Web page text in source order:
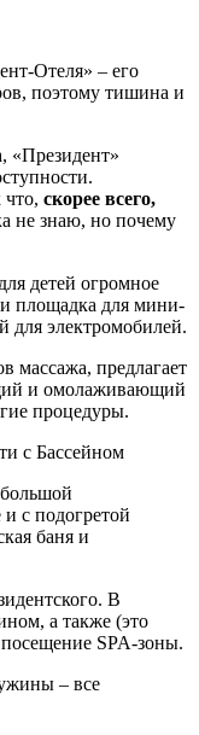
Отеля» – его
поэтому тишина и
«Президент»
что, скорее всего,
не знаю, но почему
детей огромное
площадка для мини-
для электромобилей.
массажа, предлагает
и омолаживающий
процедуры.
с подогретой
баня и
В
а также (это
SPA-зоны.
– все